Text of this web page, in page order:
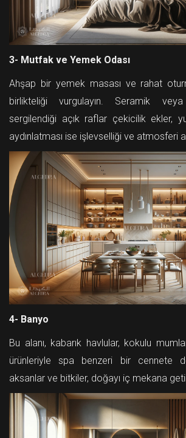
3- Mutfak ve Yemek Odası
Ahşap bir yemek masası ve rahat
birlikteliği vurgulayın. Seramik
sergilendiği açık raflar çekicilik ekler,
aydınlatması ise işlevselliği ve atmosferi
4- Banyo
Bu alanı, kabarık havlular, kokulu
ürünleriyle spa benzeri bir cennete
aksanlar ve bitkiler, doğayı iç mekana